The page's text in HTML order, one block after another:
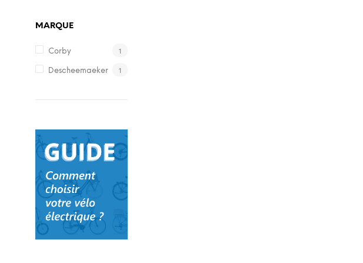
MARQUE
Corby 1
Descheemaeker 1